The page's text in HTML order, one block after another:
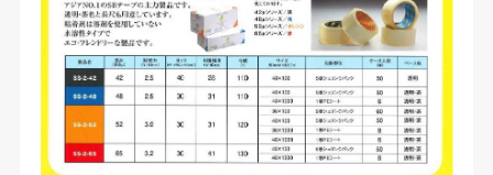
コイル巻線加工
ハーネス・フィルム加工
生産設備について